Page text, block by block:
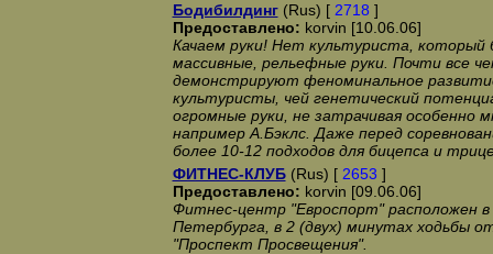
Бодибилдинг(Rus) [ 2718 ]
Предоставлено: korvin [10.06.06]
Качаем руки! Нет культуриста,
массивные, рельефные руки. Почти все
демонстрируют феноминальное
культуристы, чей генетический
огромные руки, не затрачивая особенно
например А.Бэклс. Даже перед
более 10-12 подходов для бицепса и
ФИТНЕС-КЛУБ(Rus) [ 2653 ]
Предоставлено: korvin [09.06.06]
Фитнес-центр "Евроспорт" расположен
Петербурга, в 2 (двух) минутах ходьбы
"Проспект Просвещения".